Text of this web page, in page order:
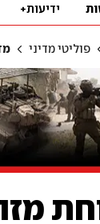
ידיעות+
פוליטי מדיני